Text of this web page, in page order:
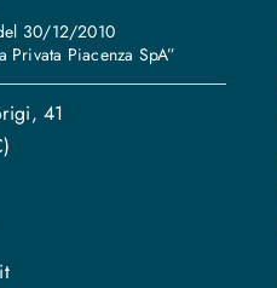
30/12/2010
Privata Piacenza SpA”
41